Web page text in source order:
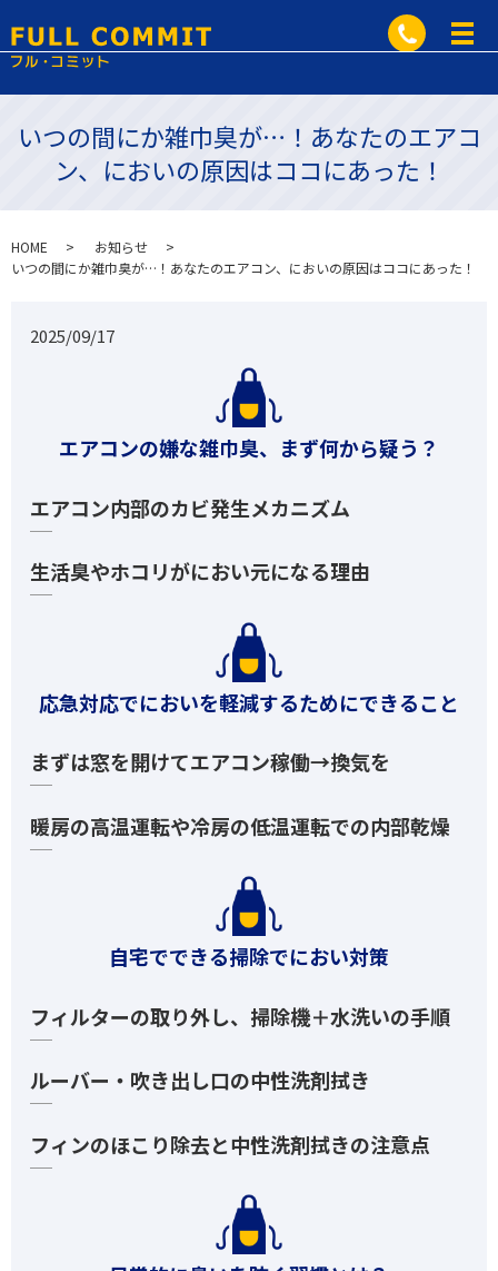
いつの間にか雑巾臭が…！あなたのエアコ
ン、においの原因はココにあった！
HOME
お知らせ
いつの間にか雑巾臭が…！あなたのエアコン、においの原因はココにあった！
2025/09/17
エアコンの嫌な雑巾臭、まず何から疑う？
エアコン内部のカビ発生メカニズム
生活臭やホコリがにおい元になる理由
応急対応でにおいを軽減するためにできること
まずは窓を開けてエアコン稼働→換気を
暖房の高温運転や冷房の低温運転での内部乾燥
自宅でできる掃除でにおい対策
フィルターの取り外し、掃除機＋水洗いの手順
ルーバー・吹き出し口の中性洗剤拭き
フィンのほこり除去と中性洗剤拭きの注意点